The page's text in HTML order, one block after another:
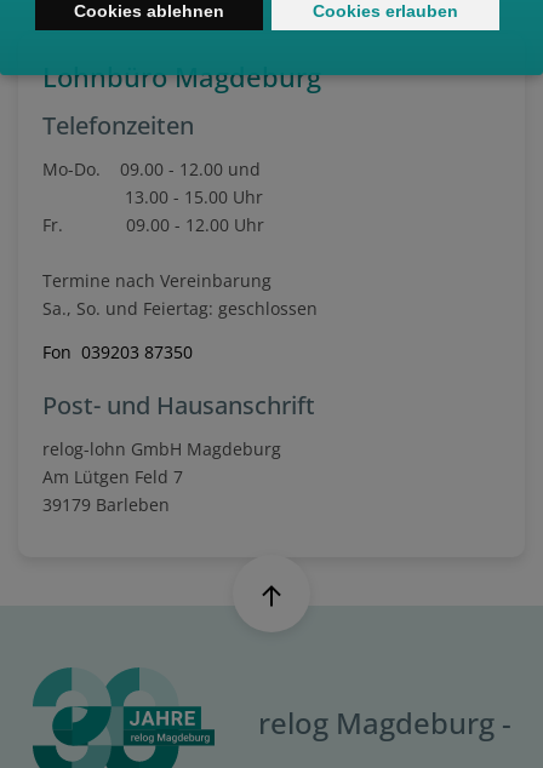
Lohnbüro Magdeburg
Telefonzeiten
Mo-Do. 09.00 - 12.00 und
13.00 - 15.00 Uhr
Fr. 09.00 - 12.00 Uhr
Termine nach Vereinbarung
Sa., So. und Feiertag: geschlossen
Fon 039203 87350
Post- und Hausanschrift
relog-lohn GmbH Magdeburg
Am Lütgen Feld 7
39179 Barleben
relog Magdeburg -